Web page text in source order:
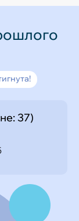
37)